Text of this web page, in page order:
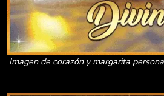
Imagen de corazón y margarita